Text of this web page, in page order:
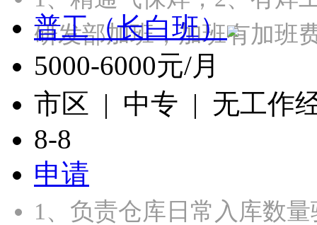
研发部加班，加班有加
普工（长白班）
5000-6000元/月
市区 | 中专 | 无工作
8-8
申请
1、负责仓库日常入库数